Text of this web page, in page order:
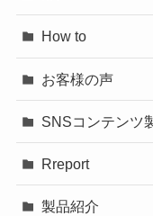
How to
お客様の声
SNSコンテンツ
Rreport
製品紹介